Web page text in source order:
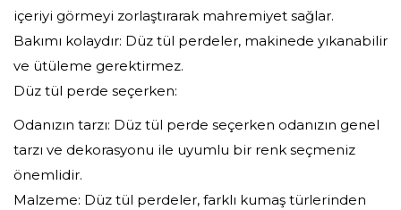
içeriyi görmeyi zorlaştırarak mahremiyet sağlar.
Bakımı kolaydır: Düz tül perdeler, makinede yıkanabilir
ve ütüleme gerektirmez.
Düz tül perde seçerken:
Odanızın tarzı: Düz tül perde seçerken odanızın genel
tarzı ve dekorasyonu ile uyumlu bir renk seçmeniz
önemlidir.
Malzeme: Düz tül perdeler, farklı kumaş türlerinden